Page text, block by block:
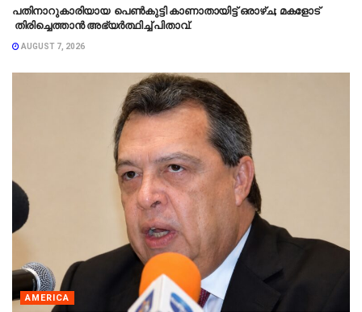
പതിനാറുകാരിയായ പെൺകുട്ടി കാണാതായിട്ട് ഒരാഴ്ച; മകളോട്
തിരിച്ചെത്താൻ അഭ്യർത്ഥിച്ച് പിതാവ്.
AUGUST 7, 2026
AMERICA